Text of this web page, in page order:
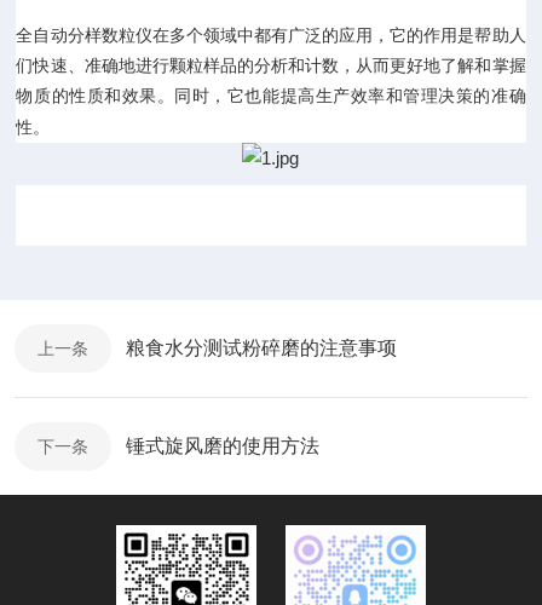
全自动分样数粒仪在多个领域中都有广泛的应用，它的作用是帮助人
们快速、准确地进行颗粒样品的分析和计数，从而更好地了解和掌握
物质的性质和效果。同时，它也能提高生产效率和管理决策的准确
性 。
上一条 粮食水分测试粉碎磨的注意事项
下一条 锤式旋风磨的使用方法